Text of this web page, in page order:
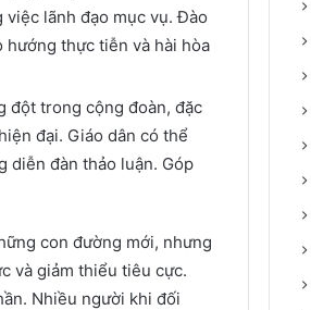
lãnh đạo mục vụ. Đào
hướng thực tiễn và hài hòa
đột trong cộng đoàn, đặc
đại. Giáo dân có thể
diễn đàn thảo luận. Góp
con đường mới, nhưng
và giảm thiểu tiêu cực.
Nhiều người khi đối